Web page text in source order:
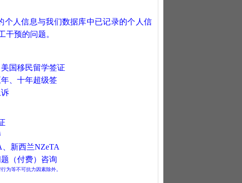
个人信息与我们数据库中已记录的个人信
干预的问题。
国移民留学签证
、十年超级签
、新西兰NZeTA
（付费）咨询
为等不可抗力因素除外。